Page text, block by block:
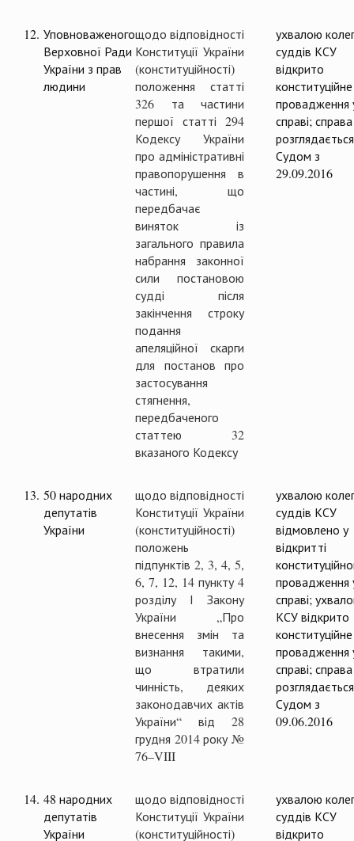
12. Уповноваженого
Верховної Ради
України з прав
людини
щодо відповідності
Конституції України
(конституційності)
положення статті
326 та частини
першої статті 294
Кодексу України
про адміністративні
правопорушення в
частині, що
передбачає
виняток із
загального правила
набрання законної
сили постановою
судді після
закінчення строку
подання
апеляційної скарги
для постанов про
застосування
стягнення,
передбаченого
статтею 32
вказаного Кодексу
ухвалою
суддів КСУ
відкрито
конституційне
провадження
справі; справа
розглядається
Судом з
29.09.2016
13. 50 народних
депутатів
України
щодо відповідності
Конституції України
(конституційності)
положень
підпунктів 2, 3, 4, 5,
6, 7, 12, 14 пункту 4
розділу І Закону
України „Про
внесення змін та
визнання такими,
що втратили
чинність, деяких
законодавчих актів
України“ від 28
грудня 2014 року №
76–VIII
ухвалою
суддів КСУ
відмовлено у
відкритті
провадження
справі;
КСУ відкрито
конституційне
провадження
справі; справа
розглядається
Судом з
09.06.2016
14. 48 народних
депутатів
України
щодо відповідності
Конституції України
(конституційності)
ухвалою
суддів КСУ
відкрито